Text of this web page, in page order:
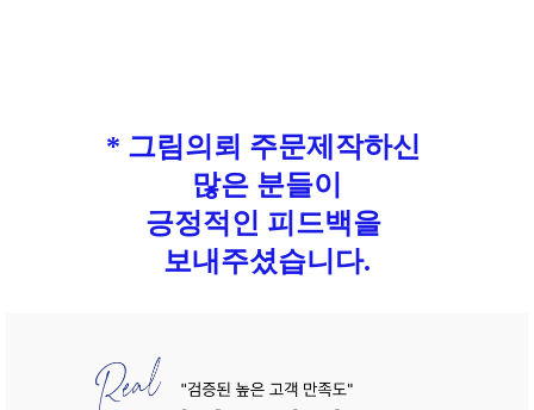
* 그림의뢰 주문제작하신
많은 분들이
긍정적인 피드백을
보내주셨습니다.